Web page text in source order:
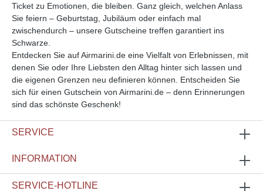
Ticket zu Emotionen, die bleiben. Ganz gleich, welchen Anlass
Sie feiern – Geburtstag, Jubiläum oder einfach mal
zwischendurch – unsere Gutscheine treffen garantiert ins
Schwarze.
Entdecken Sie auf Airmarini.de eine Vielfalt von Erlebnissen, mit
denen Sie oder Ihre Liebsten den Alltag hinter sich lassen und
die eigenen Grenzen neu definieren können. Entscheiden Sie
sich für einen Gutschein von Airmarini.de – denn Erinnerungen
sind das schönste Geschenk!
SERVICE
INFORMATION
SERVICE-HOTLINE